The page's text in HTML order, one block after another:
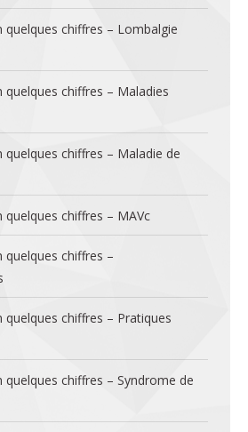
chiffres – Lombalgie
chiffres – Maladies
chiffres – Maladie de
chiffres – MAVc
chiffres –
chiffres – Pratiques
chiffres – Syndrome de